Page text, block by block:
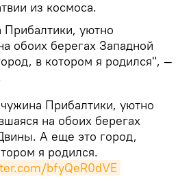
из космоса.
уютно
обоих берегах Западной
в котором я родился", —
Прибалтики, уютно
на обоих берегах
А еще это город,
я родился.
bfyQeR0dVE